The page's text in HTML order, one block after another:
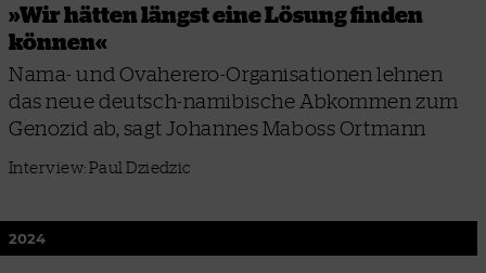
»Wir hätten längst eine Lösung finden
können«
Nama- und Ovaherero-Organisationen lehnen
das neue deutsch-namibische Abkommen zum
Genozid ab, sagt Johannes Maboss Ortmann
Interview: Paul Dziedzic
2024